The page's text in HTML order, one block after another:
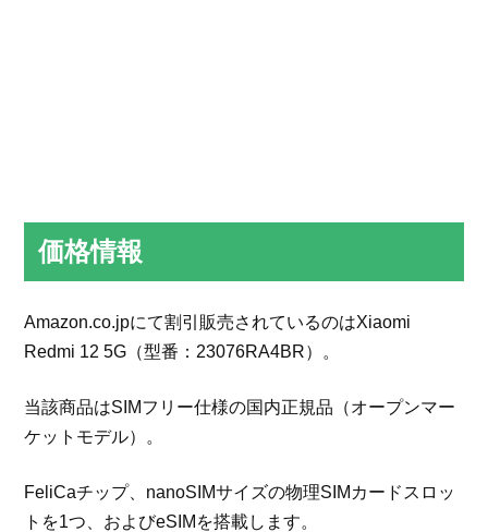
価格情報
Amazon.co.jpにて割引販売されているのはXiaomi
Redmi 12 5G（型番：23076RA4BR）。
当該商品はSIMフリー仕様の国内正規品（オープンマー
ケットモデル）。
FeliCaチップ、nanoSIMサイズの物理SIMカードスロッ
トを1つ、およびeSIMを搭載します。